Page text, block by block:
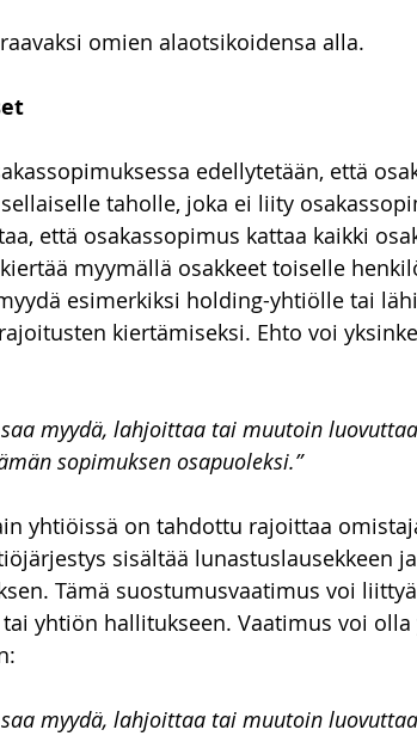
omien alaotsikoidensa alla.
edellytetään, että
taholle, joka ei liity
että osakassopimus kattaa kaikki
myymällä osakkeet toiselle
esimerkiksi holding-yhtiölle tai
kiertämiseksi. Ehto voi
myydä, lahjoittaa tai muutoin
sopimuksen osapuoleksi.”
yhtiöissä on tahdottu rajoittaa
sisältää lunastuslausekkeen
Tämä suostumusvaatimus voi
yhtiön hallitukseen. Vaatimus voi
myydä, lahjoittaa tai muutoin